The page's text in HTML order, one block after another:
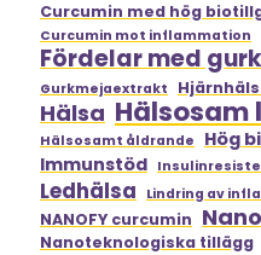
Curcumin med hög
Curcumin mot inflammation
Fördelar med
Gurkmejaextrakt
Hälsa Hälsosam
Hälsosamt åldrande
Hög
Immunstöd
Ledhälsa Lindring av
NANOFY curcumin
Nanoteknologiska tillägg